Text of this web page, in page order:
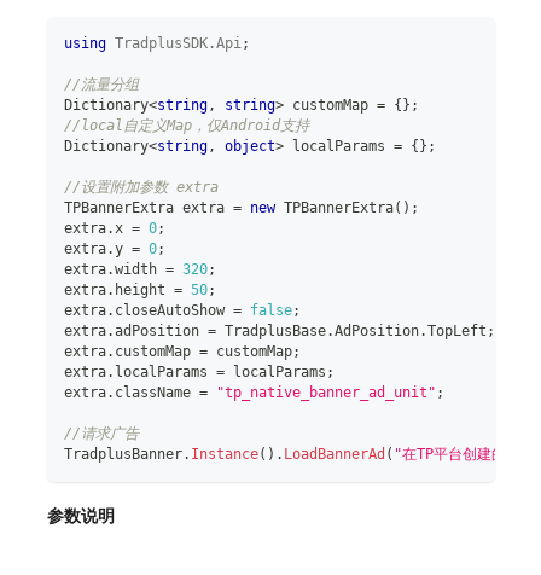
using TradplusSDK.Api ;
//流量分组
Dictionary<string, string> customMap = {} ;
//local自定义Map，仅Android支持
Dictionary<string, object> localParams = {} ;
//设置附加参数 extra
TPBannerExtra extra = new TPBannerExtra( ) ;
extra. x = 0;
extra.y = 0;
extra.width = 320;
extra. height = 50;
extra. closeAutoShow = false;
extra.adPosition = TradplusBase.AdPosition.TopLeft ;
extra. customMap = customMap;
extra. localParams = localParams ;
extra. className = "tp_native_banner_ad_unit" ;
//请求广告
TradplusBanner. Instance( ) . LoadBannerAd ( "在TP平台创建的广
参数说明